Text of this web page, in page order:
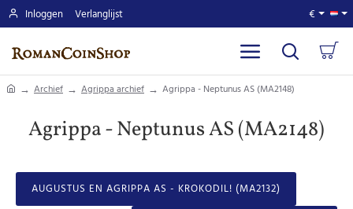
Inloggen Verlanglijst €
homeArchief Agrippa archief Agrippa - Neptunus AS (MA2148)
Agrippa - Neptunus AS (MA2148)
AUGUSTUS EN AGRIPPA AS - KROKODIL! (MA2132)